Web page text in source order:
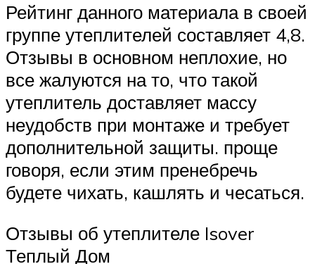
Рейтинг данного материала в своей
группе утеплителей составляет 4,8.
Отзывы в основном неплохие, но
все жалуются на то, что такой
утеплитель доставляет массу
неудобств при монтаже и требует
дополнительной защиты. проще
говоря, если этим пренебречь
будете чихать, кашлять и чесаться.
Отзывы об утеплителе Isover
Теплый Дом